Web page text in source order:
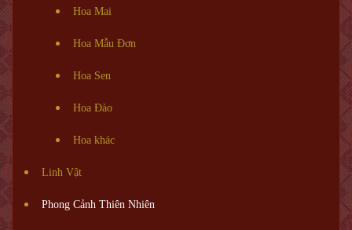
Hoa Mai
Hoa Mẫu Đơn
Hoa Sen
Hoa Đào
Hoa khác
Linh Vật
Phong Cảnh Thiên Nhiên